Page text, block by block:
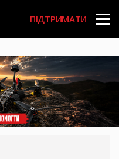
User
account
menu
ПІДТРИМАТИ